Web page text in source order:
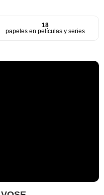
18
papeles en películas y series